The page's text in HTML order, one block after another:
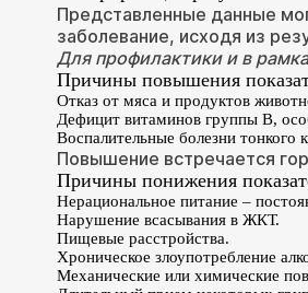
Представленные данные
заболевание, исходя из
Для профилактики и в
Причины повышения
Отказ от мяса и продуктов
Дефицит витаминов группы В,
Воспалительные болезни тонкого
Повышение встречается
Причины понижения
Нерациональное питание –
Нарушение всасывания в ЖКТ.
Пищевые расстройства.
Хроническое злоупотребление
Механические или химические